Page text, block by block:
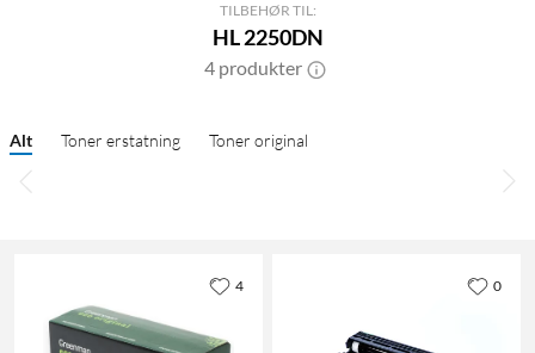
TILBEHØR TIL:
HL 2250DN
4 produkter
Alt Toner erstatning Toner original
4 0